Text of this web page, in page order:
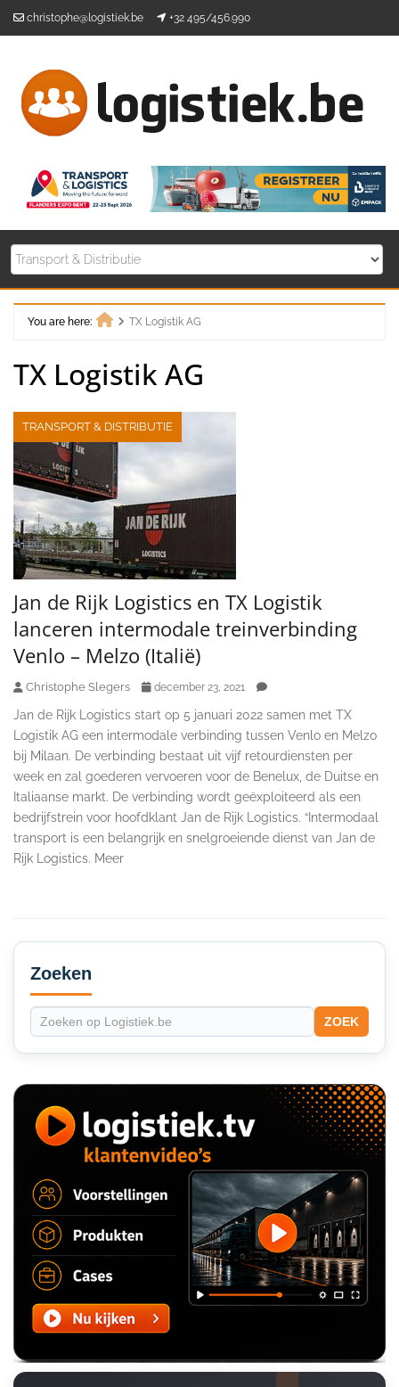
christophe@logistiek.be +32 495/456.990
You are here:
TX Logistik AG
TX Logistik AG
TRANSPORT & DISTRIBUTIE
Jan de Rijk Logistics en TX Logistik
lanceren intermodale treinverbinding
Venlo – Melzo (Italië)
Christophe Slegers december 23, 2021
Jan de Rijk Logistics start op 5 januari 2022 samen met TX
Logistik AG een intermodale verbinding tussen Venlo en Melzo
bij Milaan. De verbinding bestaat uit vijf retourdiensten per
week en zal goederen vervoeren voor de Benelux, de Duitse en
Italiaanse markt. De verbinding wordt geëxploiteerd als een
bedrijfstrein voor hoofdklant Jan de Rijk Logistics. “Intermodaal
transport is een belangrijk en snelgroeiende dienst van Jan de
Rijk Logistics. Meer
Secondary
Sidebar
Zoeken
ZOEK